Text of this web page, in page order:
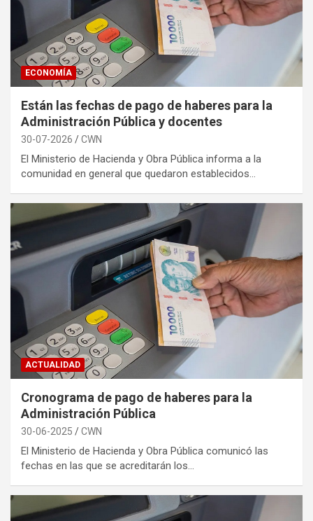
ECONOMÍA
Están las fechas de pago de haberes para la
Administración Pública y docentes
30-07-2026 CWN
El Ministerio de Hacienda y Obra Pública informa a la
comunidad en general que quedaron establecidos…
ACTUALIDAD
Cronograma de pago de haberes para la
Administración Pública
30-06-2025 CWN
El Ministerio de Hacienda y Obra Pública comunicó las
fechas en las que se acreditarán los…